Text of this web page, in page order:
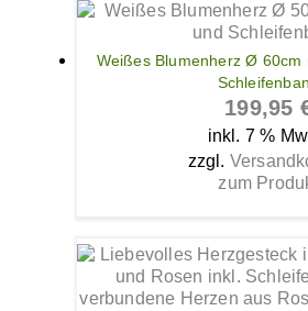
Weißes Blumenherz Ø 60cm
199,95
inkl. 7 %
zzgl.
zum